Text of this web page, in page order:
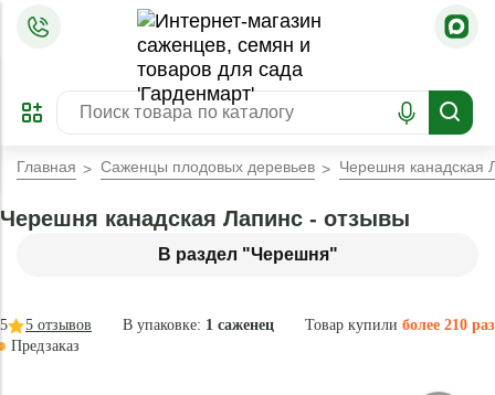
ПРЕДЗАКАЗ
ЗАБРОНИРОВАТЬ
ЛУЧШЕЕ
Главная Саженцы плодовых деревьев Черешня канадская
В раздел "Черешня"
Черешня канадская Лапинс - отзывы
В упаковке: 1 саженец Товар купили более 210 раз
5 5 отзывов
Предзаказ